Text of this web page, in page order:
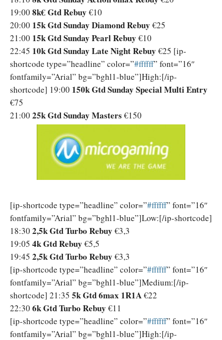
19:00 8k€ Gtd Rebuy €10
20:00 15k Gtd Sunday Diamond Rebuy €25
21:00 15k Gtd Sunday Pearl Rebuy €10
22:45 10k Gtd Sunday Late Night Rebuy €25 [ip-
shortcode type=”headline” color=”‪#‎ffffff‬” font=”16″
fontfamily=”Arial” bg=”bghl1-blue”]High:[/ip-
shortcode] 19:00 150kGtd Sunday Special Multi Entry
€75
21:00 25k Gtd Sunday Masters €150
[ip-shortcode type=”headline” color=”‪#‎ffffff‬” font=”16″
fontfamily=”Arial” bg=”bghl1-blue”]Low:[/ip-shortcode]
18:30 2,5k Gtd Turbo Rebuy €3,3
19:05 4k Gtd Rebuy €5,5
19:45 2,5k Gtd Turbo Rebuy €3,3
[ip-shortcode type=”headline” color=”‪#‎ffffff‬” font=”16″
fontfamily=”Arial” bg=”bghl1-blue”]Medium:[/ip-
shortcode] 21:35 5k Gtd 6max 1R1A€22
22:30 6k Gtd Turbo Rebuy €11
[ip-shortcode type=”headline” color=”‪#‎ffffff‬” font=”16″
fontfamily=”Arial” bg=”bghl1-blue”]High:[/ip-